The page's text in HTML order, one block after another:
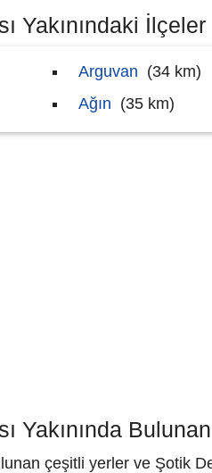
Yakınındaki İlçeler
Arguvan (34 km)
Ağın (35 km)
Yakınında
çeşitli yerler ve Şotik